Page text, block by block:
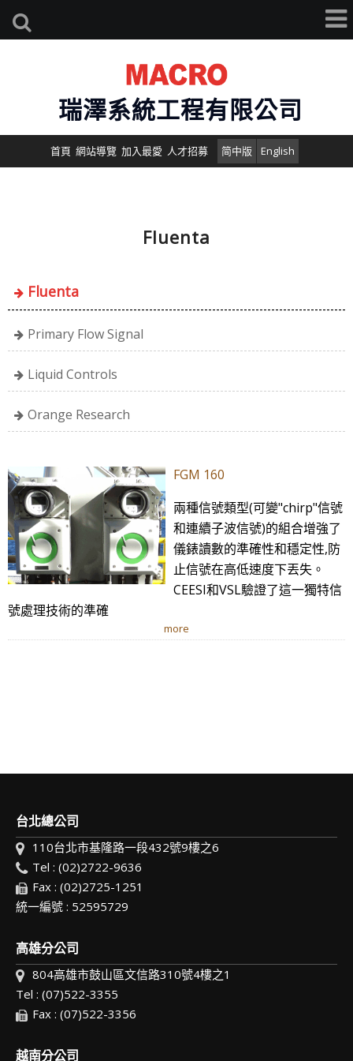
瑞澤系統工程有限公司
首頁 網站導覽 加入最愛 人才招募 简中版 English
Fluenta
Fluenta
Primary Flow Signal
Liquid Controls
Orange Research
FGM 160
兩種信號類型(可變"chirp"信號
和連續子波信號)的組合增強了
儀錶讀數的準確性和穩定性,防
止信號在高低速度下丟失。
CEESI和VSL驗證了這一獨特信
號處理技術的準確
more
台北總公司
110台北市基隆路一段432號9樓之6
Tel : (02)2722-9636
Fax : (02)2725-1251
統一編號 : 52595729
高雄分公司
804高雄市鼓山區文信路310號4樓之1
Tel : (07)522-3355
Fax : (07)522-3356
越南分公司